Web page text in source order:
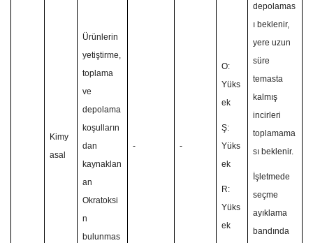
Kimy
asal
Ürünlerin
yetiştirme,
toplama
ve
depolama
koşulların
dan
kaynaklan
an
Okratoksi
n
bulunmas
- -
O:
Yüks
ek
Ş:
Yüks
ek
R:
Yüks
ek
depolamas
ı beklenir,
yere uzun
süre
temasta
kalmış
incirleri
toplamama
sı beklenir.
İşletmede
seçme
ayıklama
bandında